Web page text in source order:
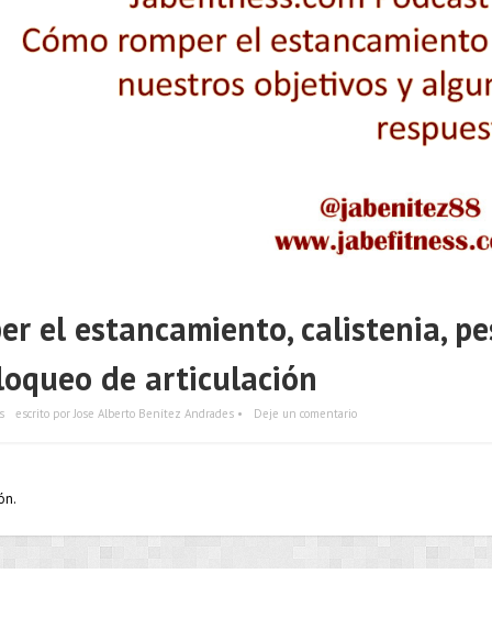
el estancamiento, calistenia,
de articulación
escrito por Jose Alberto Benítez Andrades • Deje un comentario